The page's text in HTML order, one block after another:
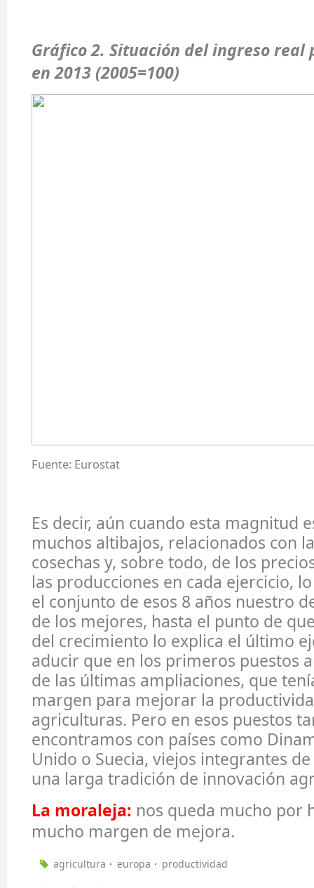
Gráfico 2. Situación del ingreso
en 2013 (2005=100)
Fuente: Eurostat
Es decir, aún cuando esta magnitud
muchos altibajos, relacionados con
cosechas y, sobre todo, de los
las producciones en cada ejercicio,
el conjunto de esos 8 años nuestro
de los mejores, hasta el punto de
del crecimiento lo explica el último
aducir que en los primeros puestos
de las últimas ampliaciones, que
margen para mejorar la
agriculturas. Pero en esos puestos
encontramos con países como
Unido o Suecia, viejos integrantes
una larga tradición de innovación
La moraleja: nos queda mucho por
mucho margen de mejora.
agricultura europa productividad